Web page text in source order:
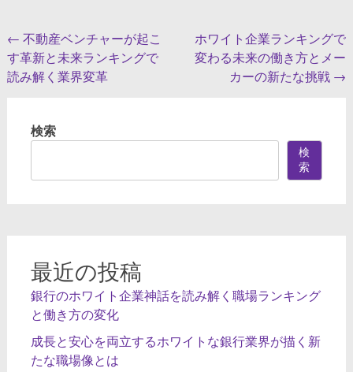
投
稿
ナ
← 不動産ベンチャーが起こ
す革新と未来ランキングで
読み解く業界変革
ホワイト企業ランキングで
変わる未来の働き方とメー
カーの新たな挑戦 →
検索
検
索
最近の投稿
銀行のホワイト企業神話を読み解く職場ランキング
と働き方の変化
成長と安心を両立するホワイトな銀行業界が描く新
たな職場像とは